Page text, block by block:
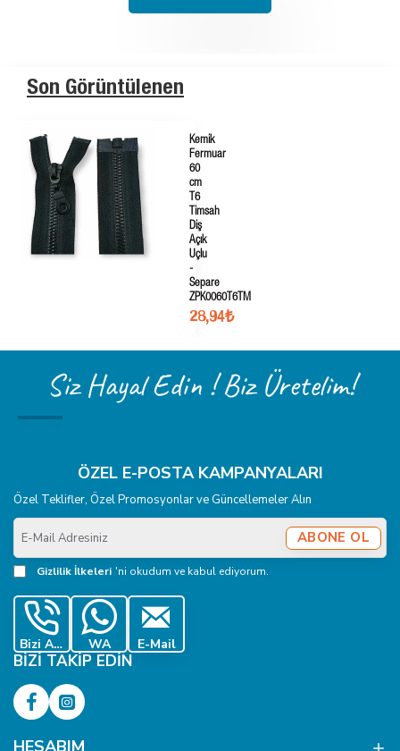
Son Görüntülenen
Kemik
Fermuar
60
cm
T6
Timsah
Diş
Açık
Uçlu
-
Separe
ZPK0060T6TM
28,94₺
Siz Hayal Edin ! Biz Üretelim!
ÖZEL E-POSTA KAMPANYALARI
Özel Teklifler, Özel Promosyonlar ve Güncellemeler Alın
E-
Mail
Adresiniz
ABONE OL
Gizlilik İlkeleri 'ni okudum ve kabul ediyorum.
Bizi Ara WA E-Mail
BIZI TAKIP EDIN